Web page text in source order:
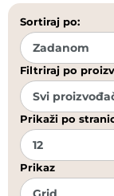
Sortiraj po:
Filtriraj po
Prikaži po
Prikaz